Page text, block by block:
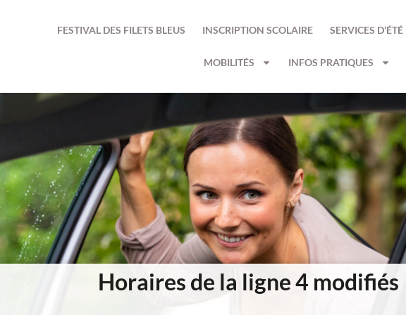
FESTIVAL DES FILETS BLEUS INSCRIPTION SCOLAIRE SERVICES D’ÉTÉ
MOBILITÉS INFOS PRATIQUES
Horaires de la ligne 4 modifiés